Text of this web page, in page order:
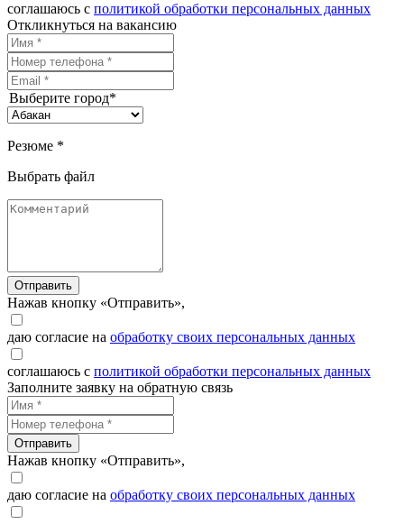
соглашаюсь с политикой обработки персональных данных
Откликнуться на вакансию
Выберите город*
Резюме *
Выбрать файл
Отправить
Нажав кнопку «Отправить»,
даю согласие на обработку своих персональных данных
соглашаюсь с политикой обработки персональных данных
Заполните заявку на обратную связь
Отправить
Нажав кнопку «Отправить»,
даю согласие на обработку своих персональных данных